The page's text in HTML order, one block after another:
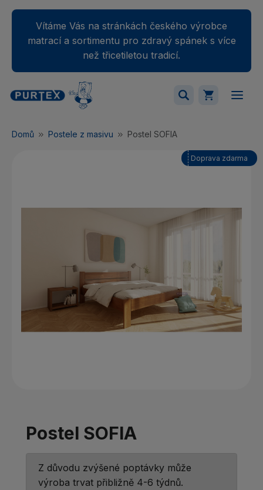
Vítáme Vás na stránkách českého výrobce
matrací a sortimentu pro zdravý spánek s více
než třicetiletou tradicí.
Váš nákupný košík je momentálne prázdny.
Domů Postele z masivu Postel SOFIA
Doprava zdarma
Postel SOFIA
Z důvodu zvýšené poptávky může
výroba trvat přibližně 4-6 týdnů.